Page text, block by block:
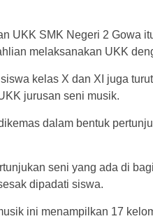
UKK SMK Negeri 2 Gowa
melaksanakan UKK
kelas X dan XI juga
jurusan seni musik.
dalam bentuk
seni yang ada di
dipadati siswa.
ini menampilkan 17